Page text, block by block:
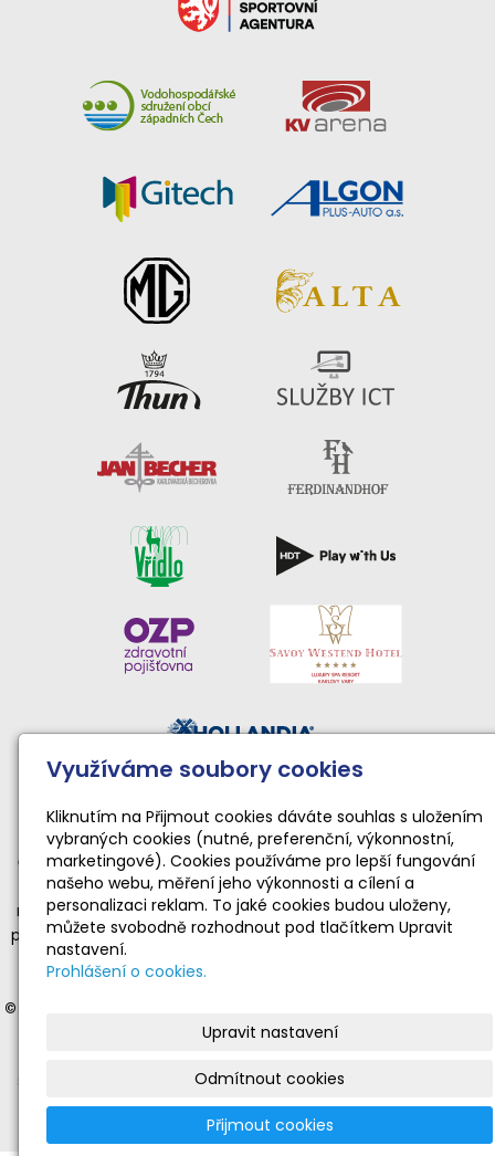
Národní sportovní agentura • Karlovarský kraj • Statutární
město Karlovy Vary
Činnost TopGym Karlovy Vary pro rok 2026 byla podpořena
dotací Národní sportovní agentury ve výši 169 100 Kč
na zabezpečení sportovní, tělovýchovné a organizační funkce
příjemce dotace realizující sportovní aktivity dětí a mládeže ve
věku od 4 do 19 let v souladu s platnými a registrovanými
© 2012-2025 Moderní gymnastika Karlovy Vary
vyhrazena | © Web vytvořil:Gitech|mail|adm
sportovního klubu moderní gymnastiky TopGym Karlovy Vary.
Nevyžádané nebo nevhodné příspěvky budou vymazány.
Využíváme soubory cookies
Kliknutím na Přijmout cookies dáváte souhlas s uložením
vybraných cookies (nutné, preferenční, výkonnostní,
marketingové). Cookies používáme pro lepší fungování
našeho webu, měření jeho výkonnosti a cílení a
personalizaci reklam. To jaké cookies budou uloženy,
můžete svobodně rozhodnout pod tlačítkem Upravit
nastavení.
Prohlášení o cookies.
Upravit nastavení
Odmítnout cookies
Přijmout cookies